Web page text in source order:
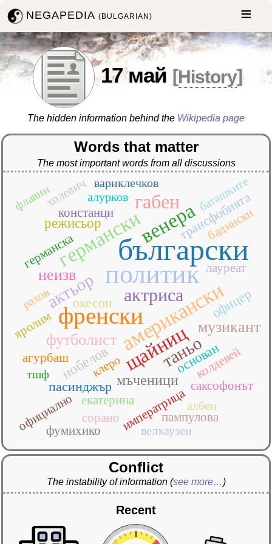
NEGAPEDIA(BULGARIAN)
17 май [History]
The hidden information behind the Wikipedia page
Words that matter
The most important words from all discussions
български
политик
френскиамерикански
венера
германски
щайниц
габен
актриса
актьор
таньо
музикант
неизв
футболист
мъченици
нобелов
режисьор
окесон
основан
офицер
пасинджър
трансфобията
агурбаш
бадински
германскa
екатеринаимператрица
колдевей
констанци
лауреат
официално пампулова
саксофонът
сорано
фумихико
холевич
яролим
албен
алурков баташките
вариклечков
велхаузен
клеро
рахов
тшф
флавин
Conflict
The instability of information (see more…)
Recent